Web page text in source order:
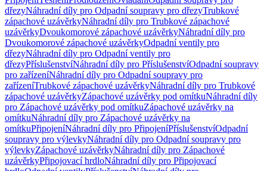
dřezyNáhradní díly pro Odpadní soupravy pro dřezyTrubkové
zápachové uzávěrkyNáhradní díly pro Trubkové zápachové
uzávěrkyDvoukomorové zápachové uzávěrkyNáhradní díly pro
Dvoukomorové zápachové uzávěrkyOdpadní ventily pro
dřezyNáhradní díly pro Odpadní ventily pro
dřezyPříslušenstvíNáhradní díly pro PříslušenstvíOdpadní soupravy
pro zařízeníNáhradní díly pro Odpadní soupravy pro
zařízeníTrubkové zápachové uzávěrkyNáhradní díly pro Trubkové
zápachové uzávěrkyZápachové uzávěrky pod omítkuNáhradní díly
pro Zápachové uzávěrky pod omítkuZápachové uzávěrky na
omítkuNáhradní díly pro Zápachové uzávěrky na
omítkuPřipojeníNáhradní díly pro PřipojeníPříslušenstvíOdpadní
soupravy pro výlevkyNáhradní díly pro Odpadní soupravy pro
výlevkyZápachové uzávěrkyNáhradní díly pro Zápachové
uzávěrkyPřipojovací hrdloNáhradní díly pro Připojovací